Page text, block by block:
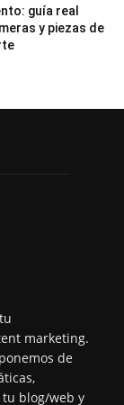
guía real
y piezas de
marketing.
de
blog/web y